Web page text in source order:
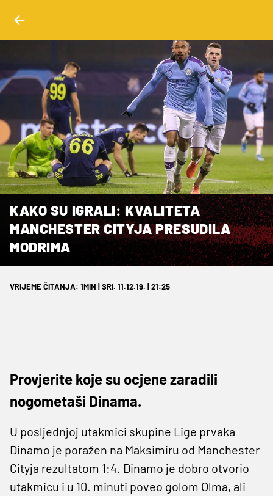
KAKO SU IGRALI: KVALITETA
MANCHESTER CITYJA PRESUDILA
MODRIMA
VRIJEME ČITANJA: 1MIN | SRI. 11.12.19. | 21:25
Provjerite koje su ocjene zaradili
nogometaši Dinama.
U posljednjoj utakmici skupine Lige prvaka
Dinamo je poražen na Maksimiru od Manchester
Cityja rezultatom 1:4. Dinamo je dobro otvorio
utakmicu i u 10. minuti poveo golom Olma, ali